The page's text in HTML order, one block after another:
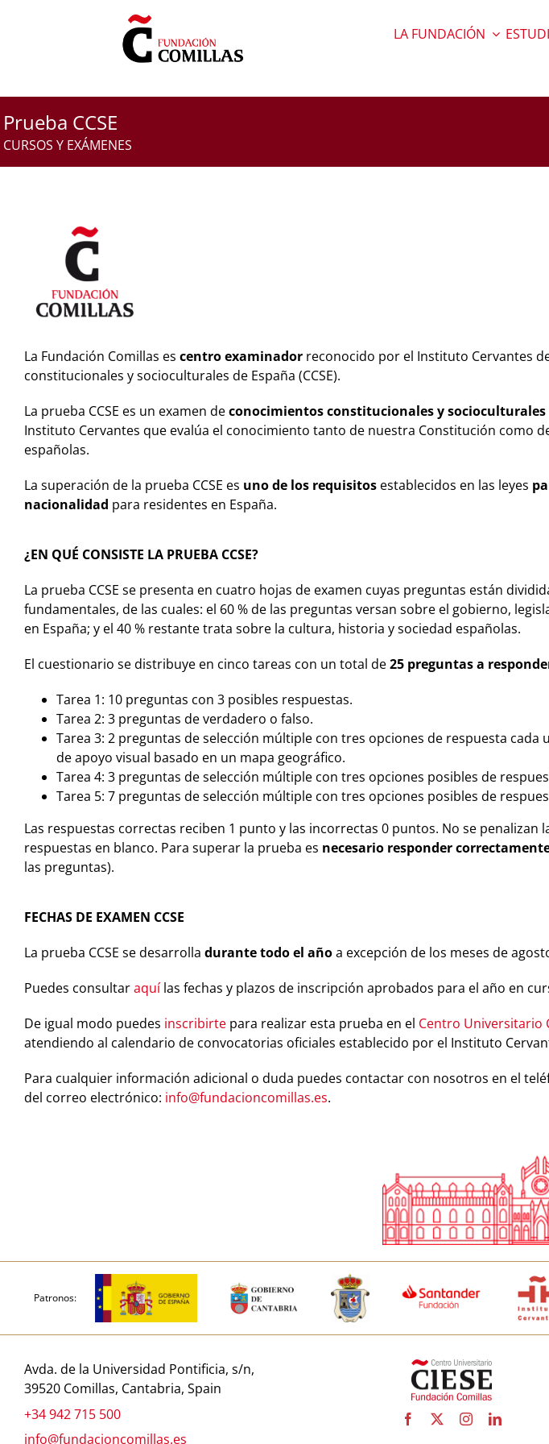
LA FUNDACIÓN
Prueba CCSE
CURSOS Y EXÁMENES
La Fundación Comillas es centro examinadorreconocido por el Instituto Cervantes
constitucionales y socioculturales de España (CCSE).
La prueba CCSE es un examen deconocimientos constitucionales y socioculturales
Instituto Cervantes que evalúa el conocimiento tanto de nuestra Constitución como
españolas.
La superación de la prueba CCSE es uno de los requisitosestablecidos en las leyes
nacionalidad para residentes en España.
¿EN QUÉ CONSISTE LA PRUEBA CCSE?
La prueba CCSE se presenta en cuatro hojas de examen cuyas preguntas están
fundamentales, de las cuales: el 60 % de las preguntas versan sobre el gobierno,
en España; y el 40 % restante trata sobre la cultura, historia y sociedad españolas.
El cuestionario se distribuye en cinco tareas con un total de25 preguntas a
Tarea 1: 10 preguntas con 3 posibles respuestas.
Tarea 2: 3 preguntas de verdadero o falso.
Tarea 3: 2 preguntas de selección múltiple con tres opciones de respuesta cada
de apoyo visual basado en un mapa geográfico.
Tarea 4: 3 preguntas de selección múltiple con tres opciones posibles de
Tarea 5: 7 preguntas de selección múltiple con tres opciones posibles de
Las respuestas correctas reciben 1 punto y las incorrectas 0 puntos. No se penalizan
respuestas en blanco. Para superar la prueba es necesario responder
las preguntas).
FECHAS DE EXAMEN CCSE
La prueba CCSE se desarrolla durante todo el añoa excepción de los meses de
Puedes consultaraquílas fechas y plazos de inscripción aprobados para el año en
De igual modo puedes inscribirtepara realizar esta prueba en el Centro Universitario
atendiendo al calendario de convocatorias oficiales establecido por el Instituto
Para cualquier información adicional o duda puedes contactar con nosotros en el
del correo electrónico: info@fundacioncomillas.es.
Patronos:
Avda. de la Universidad Pontificia, s/n,
39520 Comillas, Cantabria, Spain
+34 942 715 500
info@fundacioncomillas.es